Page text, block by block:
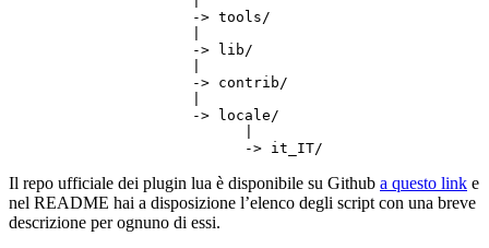
-> tools/
->
lib/
-> contrib/
->
locale/
->
Il repo ufficiale dei plugin lua è disponibile su Github a questo link e
nel README hai a disposizione l’elenco degli script con una breve
descrizione per ognuno di essi.